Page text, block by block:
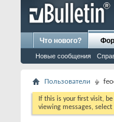
Что нового?
Новые сообщения
Пользователи
If this is your first visit,
viewing messages,